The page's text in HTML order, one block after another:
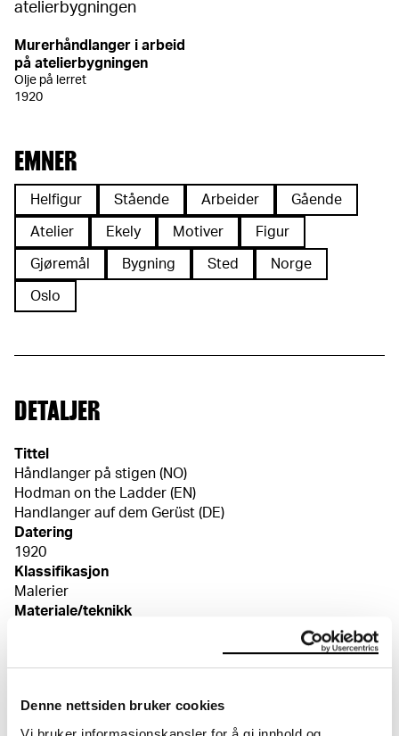
Denne nettsiden bruker cookies
Murerhåndlanger i arbeid
på atelierbygningen
Olje på lerret
1920
EMNER
Helfigur Stående Arbeider Gående
Atelier Ekely Motiver Figur
Gjøremål Bygning Sted Norge
Oslo
DETALJER
Tittel
Håndlanger på stigen (NO)
Hodman on the Ladder (EN)
Handlanger auf dem Gerüst (DE)
Datering
1920
Klassifikasjon
Malerier
Materiale/teknikk
Mål
Signatur
Usignert